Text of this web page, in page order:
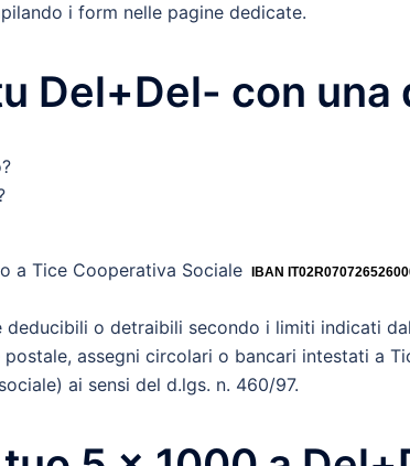
i form nelle pagine dedicate.
Del+Del- con una
a Tice Cooperativa Sociale IBAN
o detraibili secondo i limiti indicati
assegni circolari o bancari intestati a
ai sensi del d.lgs. n. 460/97.